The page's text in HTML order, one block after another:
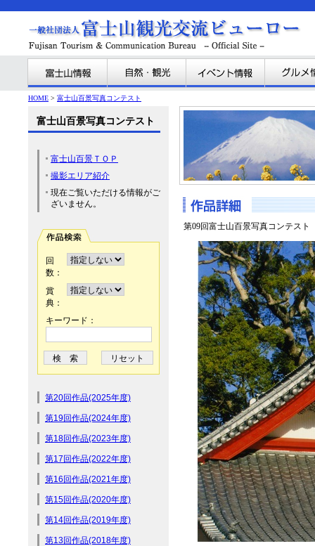
HOME > 富士山百景写真コンテスト
富士山百景写真コンテスト
富士山百景ＴＯＰ
撮影エリア紹介
現在ご覧いただける情報がご
ざいません。
回
数：
賞
典：
キーワード：
第20回作品(2025年度)
第19回作品(2024年度)
第18回作品(2023年度)
第17回作品(2022年度)
第16回作品(2021年度)
第15回作品(2020年度)
第14回作品(2019年度)
第13回作品(2018年度)
第09回富士山百景写真コンテスト